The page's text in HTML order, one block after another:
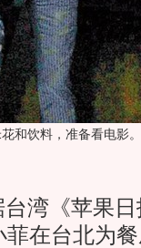
和饮料，准备看电影。
《苹果日
在台北为